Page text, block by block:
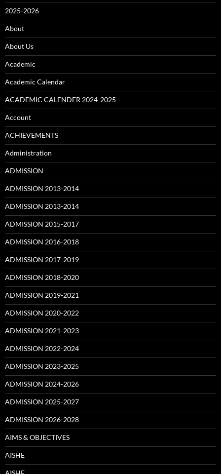
2025-2026
About
About Us
Academic
Academic Calendar
ACADEMIC CALENDER 2024-2025
Account
ACHIEVEMENTS
Administration
ADMISSION
ADMISSION 2013-2014
ADMISSION 2013-2014
ADMISSION 2015-2017
ADMISSION 2016-2018
ADMISSION 2017-2019
ADMISSION 2018-2020
ADMISSION 2019-2021
ADMISSION 2020-2022
ADMISSION 2021-2023
ADMISSION 2022-2024
ADMISSION 2023-2025
ADMISSION 2024-2026
ADMISSION 2025-2027
ADMISSION 2026-2028
AIMS & OBJECTIVES
AISHE